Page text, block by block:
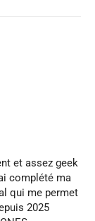
et assez geek
complété ma
qui me permet
2025